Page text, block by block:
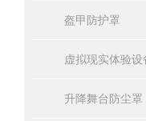
盔甲防护罩
虚拟现实体验
升降舞台防尘罩